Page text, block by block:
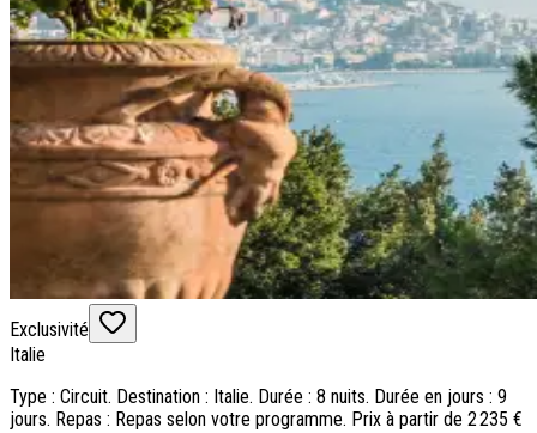
Exclusivité
Italie
Type : Circuit. Destination : Italie. Durée : 8 nuits. Durée en jours : 9
jours. Repas : Repas selon votre programme. Prix à partir de 2 235 €